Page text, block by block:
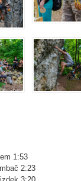
1:53
2:23